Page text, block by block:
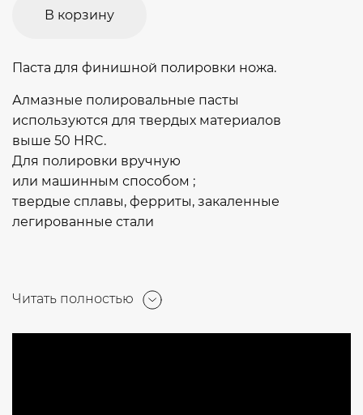
В корзину
Паста для финишной полировки ножа.
Алмазные полировальные пасты
используются для твердых материалов
выше 50 HRC.
Для полировки вручную
или машинным способом ;
твердые сплавы, ферриты, закаленные
легированные стали
Читать полностью